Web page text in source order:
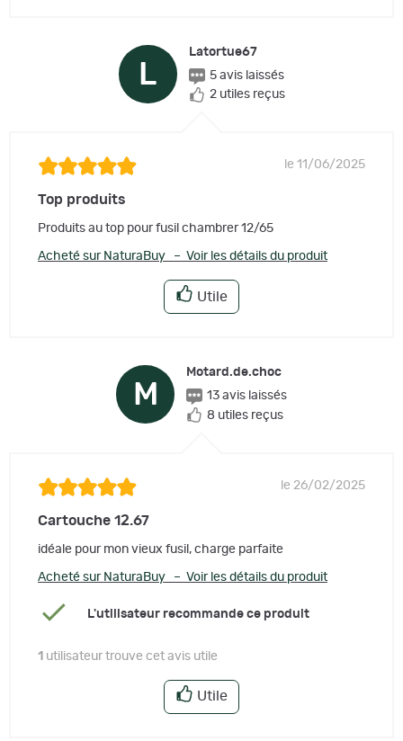
L
Latortue67
5 avis laissés
2 utiles reçus
le 11/06/2025
Top produits
Produits au top pour fusil chambrer 12/65
Acheté sur NaturaBuy – Voir les détails du produit
Utile
M
Motard.de.choc
13 avis laissés
8 utiles reçus
le 26/02/2025
Cartouche 12.67
idéale pour mon vieux fusil, charge parfaite
Acheté sur NaturaBuy – Voir les détails du produit
L'utilisateur recommande ce produit
1 utilisateur trouve cet avis utile
Utile